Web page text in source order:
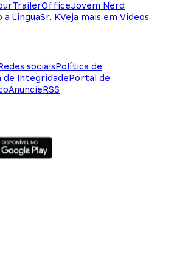
TrailerOfficeJovem Nerd
a LínguaSr. KVeja mais em Vídeos
sociaisPolítica de
de IntegridadePortal de
AnuncieRSS